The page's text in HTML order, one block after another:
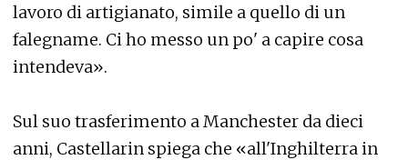
lavoro di artigianato, simile a quello di un
falegname. Ci ho messo un po' a capire cosa
intendeva».
Sul suo trasferimento a Manchester da dieci
anni, Castellarin spiega che «all'Inghilterra in